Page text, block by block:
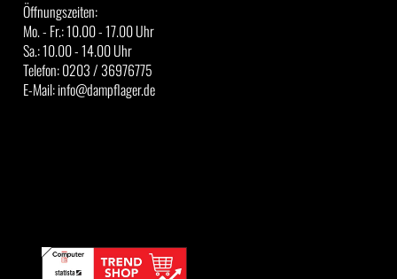
Öffnungszeiten:
Mo. - Fr.: 10.00 - 17.00 Uhr
Sa.: 10.00 - 14.00 Uhr
Telefon: 0203 / 36976775
E-Mail: info@dampflager.de